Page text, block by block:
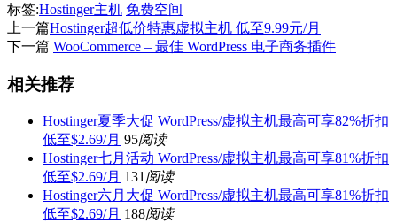
标签:Hostinger主机 免费空间
上一篇Hostinger超低价特惠虚拟主机 低至9.99元/月
下一篇 WooCommerce – 最佳 WordPress 电子商务插件
相关推荐
Hostinger夏季大促 WordPress/虚拟主机最高可享82%折扣
低至$2.69/月 95阅读
Hostinger七月活动 WordPress/虚拟主机最高可享81%折扣
低至$2.69/月 131 阅读
Hostinger六月大促 WordPress/虚拟主机最高可享81%折扣
低至$2.69/月 188阅读